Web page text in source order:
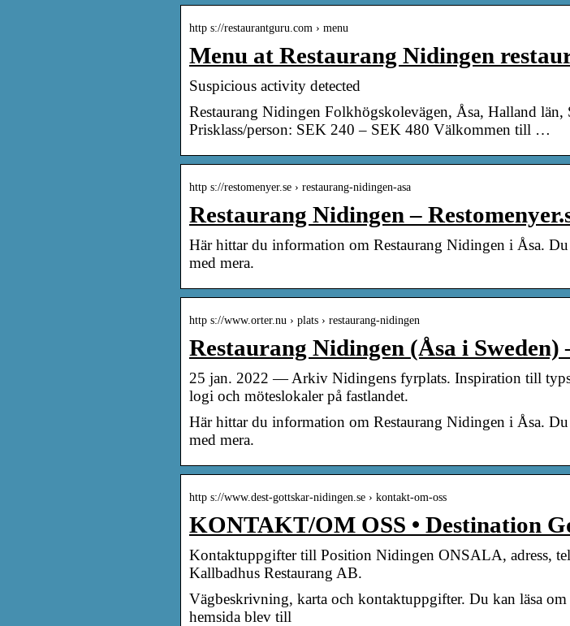
http s://restaurantguru.com › menu
Menu at Restaurang Nidingen
Suspicious activity detected
Restaurang Nidingen Folkhögskolevägen, Åsa, Halland
Prisklass/person: SEK 240 – SEK 480 Välkommen till …
http s://restomenyer.se › restaurang-nidingen-asa
Restaurang Nidingen –
Här hittar du information om Restaurang Nidingen i Åsa.
med mera.
http s://www.orter.nu › plats › restaurang-nidingen
Restaurang Nidingen (Åsa i Sweden)
25 jan. 2022 — Arkiv Nidingens fyrplats. Inspiration till
logi och möteslokaler på fastlandet.
Här hittar du information om Restaurang Nidingen i Åsa.
med mera.
http s://www.dest-gottskar-nidingen.se › kontakt-om-oss
KONTAKT/OM OSS • Destination
Kontaktuppgifter till Position Nidingen ONSALA, adress,
Kallbadhus Restaurang AB.
Vägbeskrivning, karta och kontaktuppgifter. Du kan läsa
hemsida blev till